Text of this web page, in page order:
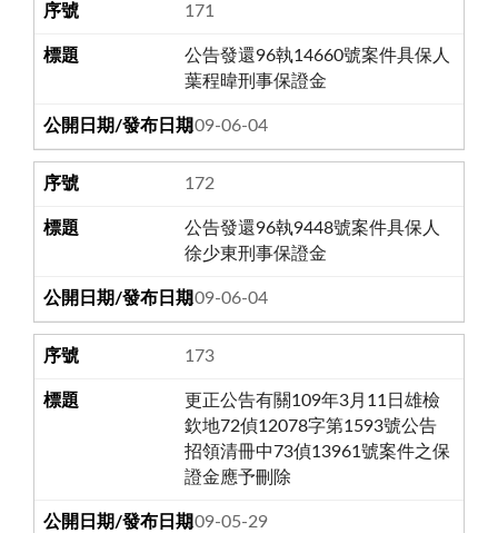
171
公告發還96執14660號案件具保人
葉程暐刑事保證金
109-06-04
172
公告發還96執9448號案件具保人
徐少東刑事保證金
109-06-04
173
更正公告有關109年3月11日雄檢
欽地72偵12078字第1593號公告
招領清冊中73偵13961號案件之保
證金應予刪除
109-05-29